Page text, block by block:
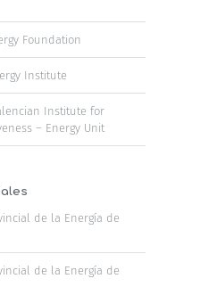
Foundation
Institute
Institute for
– Energy Unit
de la Energía de
de la Energía de